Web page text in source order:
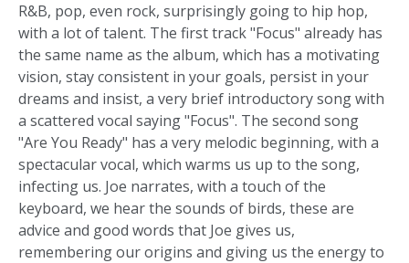
R&B, pop, even rock, surprisingly going to hip hop,
with a lot of talent. The first track "Focus" already has
the same name as the album, which has a motivating
vision, stay consistent in your goals, persist in your
dreams and insist, a very brief introductory song with
a scattered vocal saying "Focus". The second song
"Are You Ready" has a very melodic beginning, with a
spectacular vocal, which warms us up to the song,
infecting us. Joe narrates, with a touch of the
keyboard, we hear the sounds of birds, these are
advice and good words that Joe gives us,
remembering our origins and giving us the energy to